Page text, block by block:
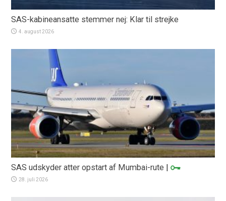
SAS-kabineansatte stemmer nej: Klar til strejke
4. august 2026
SAS udskyder atter opstart af Mumbai-rute |
28. juli 2026